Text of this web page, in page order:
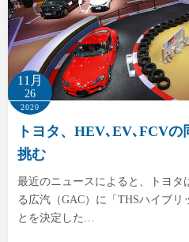
11月
26
2020
トヨタ、HEV､EV､FCV
挑む
最近のニュースによると、トヨタ
る広汽（GAC）に「THSハイブリ
とを決定した…